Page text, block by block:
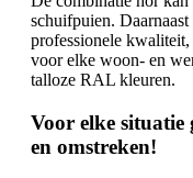
schuifpuien.
professionele
voor elke woon- en
talloze RAL kleuren.
Voor elke
en omstreken!